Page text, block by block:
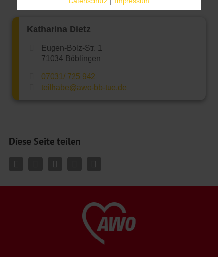
Katharina Dietz
Eugen-Bolz-Str. 1
71034 Böblingen
07031/ 725 942
teilhabe@awo-bb-tue.de
Diese Seite teilen